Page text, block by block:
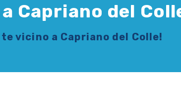
Capriano del
vicino a Capriano del Colle!